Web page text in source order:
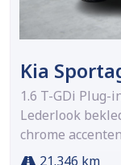
Kia
1.6 T-GDi Plug-
Lederlook
chrome
21.346 km